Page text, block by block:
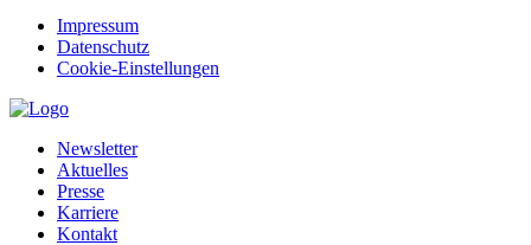
Impressum
Datenschutz
Cookie-Einstellungen
Newsletter
Aktuelles
Presse
Karriere
Kontakt